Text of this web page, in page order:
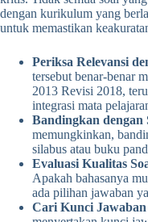
dengan kurikulum yang
untuk memastikan
Periksa Relevansi
tersebut benar-benar
2013 Revisi 2018,
integrasi mata
Bandingkan
memungkinkan,
silabus atau buku
Evaluasi Kualitas
Apakah bahasanya
ada pilihan jawaban
Cari Kunci